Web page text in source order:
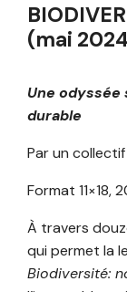
(mai
Une
durable
Par un
Format 11×18,
À travers
qui permet la
Biodiversité: